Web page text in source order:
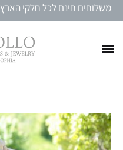
משלוחים חינם לכל חלקי הארץ